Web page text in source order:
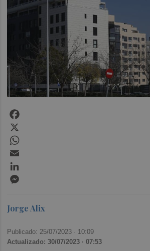
Jorge Alix
Publicado: 25/07/2023 · 10:09
Actualizado: 30/07/2023 · 07:53